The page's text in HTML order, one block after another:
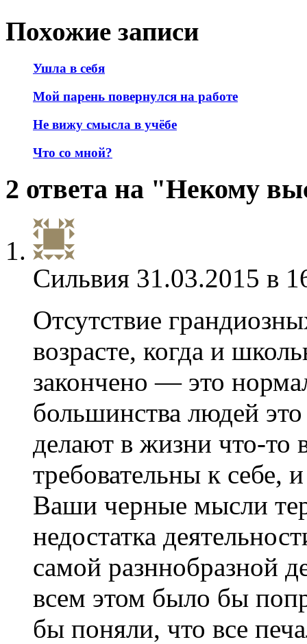
Похожие записи
Ушла в себя
Мой парень повернулся на работе
Не вижу смысла в учёбе
Что со мной?
2 ответа на "Некому
Сильвия 31.03.2015 в
Отсутствие
возрасте, когда и
закончено — это
большинства людей
делают в жизни что-то
требовательны к себе,
Ваши черные мысли
недостатка
самой разннобразной
всем этом было бы
бы поняли, что все